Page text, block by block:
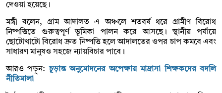
দেওয়া হয়েছে।
মন্ত্রী বলেন, গ্রাম আদালত এ অঞ্চলে শতবর্ষ ধরে গ্রামীণ বিরোধ
নিষ্পত্তিতে গুরুত্বপূর্ণ ভূমিকা পালন করে আসছে। স্থানীয় পর্যায়ে
ছোটোখাটো বিরোধ দ্রুত নিষ্পত্তি হলে আদালতের ওপর চাপ কমবে এবং
সাধারণ মানুষও সহজে ন্যায়বিচার পাবে।
আরও পড়ুন:চূড়ান্ত অনুমোদনের অপেক্ষায় মাদ্রাসা শিক্ষকদের বদলি
নীতিমালা